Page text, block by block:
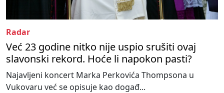
Radar
Već 23 godine nitko nije uspio srušiti ovaj
slavonski rekord. Hoće li napokon pasti?
Najavljeni koncert Marka Perkovića Thompsona u
Vukovaru već se opisuje kao događ...